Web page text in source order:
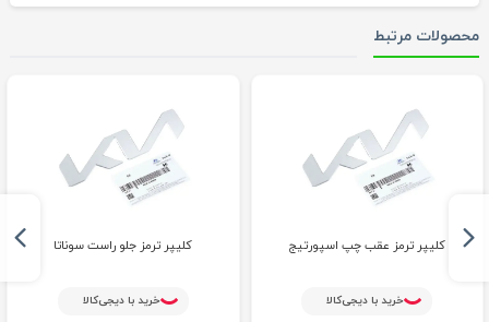
محصولات مرتبط
کلیپر ترمز عقب چپ اسپورتیج
خرید با دیجی‌کالا
کلیپر ترمز جلو راست سوناتا
خرید با دیجی‌کالا